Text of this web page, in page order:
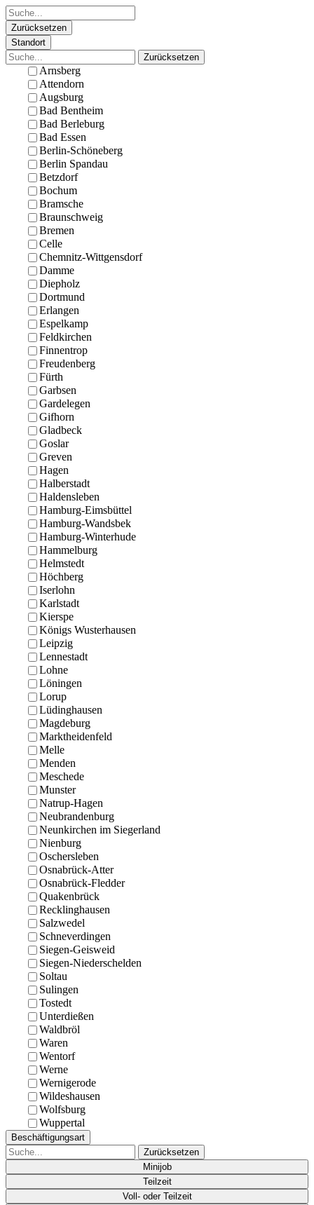
Zurücksetzen
Standort
Zurücksetzen
Arnsberg
Attendorn
Augsburg
Bad Bentheim
Bad Berleburg
Bad Essen
Berlin-Schöneberg
Berlin Spandau
Betzdorf
Bochum
Bramsche
Braunschweig
Bremen
Celle
Chemnitz-Wittgensdorf
Damme
Diepholz
Dortmund
Erlangen
Espelkamp
Feldkirchen
Finnentrop
Freudenberg
Fürth
Garbsen
Gardelegen
Gifhorn
Gladbeck
Goslar
Greven
Hagen
Halberstadt
Haldensleben
Hamburg-Eimsbüttel
Hamburg-Wandsbek
Hamburg-Winterhude
Hammelburg
Helmstedt
Höchberg
Iserlohn
Karlstadt
Kierspe
Königs Wusterhausen
Leipzig
Lennestadt
Lohne
Löningen
Lorup
Lüdinghausen
Magdeburg
Marktheidenfeld
Melle
Menden
Meschede
Munster
Natrup-Hagen
Neubrandenburg
Neunkirchen im Siegerland
Nienburg
Oschersleben
Osnabrück-Atter
Osnabrück-Fledder
Quakenbrück
Recklinghausen
Salzwedel
Schneverdingen
Siegen-Geisweid
Siegen-Niederschelden
Soltau
Sulingen
Tostedt
Unterdießen
Waldbröl
Waren
Wentorf
Werne
Wernigerode
Wildeshausen
Wolfsburg
Wuppertal
Beschäftigungsart
Zurücksetzen
Minijob
Teilzeit
Voll- oder Teilzeit